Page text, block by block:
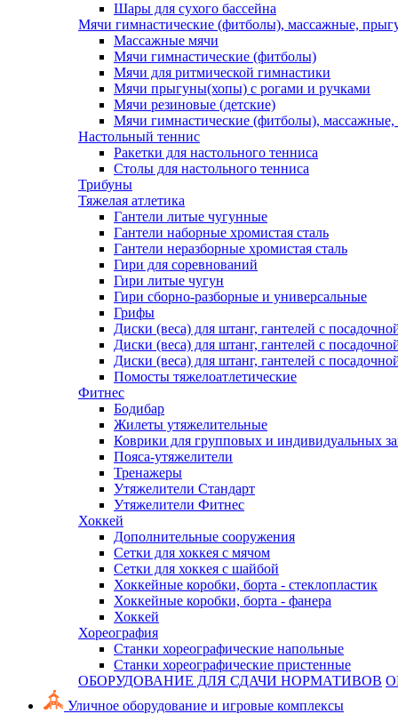
Шары для сухого бассейна
Мячи гимнастические (фитболы), массажные,
Массажные мячи
Мячи гимнастические (фитболы)
Мячи для ритмической гимнастики
Мячи прыгуны(хопы) с рогами и ручками
Мячи резиновые (детские)
Мячи гимнастические (фитболы),
Настольный теннис
Ракетки для настольного тенниса
Столы для настольного тенниса
Трибуны
Тяжелая атлетика
Гантели литые чугунные
Гантели наборные хромистая сталь
Гантели неразборные хромистая сталь
Гири для соревнований
Гири литые чугун
Гири сборно-разборные и универсальные
Грифы
Диски (веса) для штанг, гантелей с
Диски (веса) для штанг, гантелей с
Диски (веса) для штанг, гантелей с
Помосты тяжелоатлетические
Фитнес
Бодибар
Жилеты утяжелительные
Коврики для групповых и индивидуальных
Пояса-утяжелители
Тренажеры
Утяжелители Стандарт
Утяжелители Фитнес
Хоккей
Дополнительные сооружения
Сетки для хоккея с мячом
Сетки для хоккея с шайбой
Хоккейные коробки, борта - стеклопластик
Хоккейные коробки, борта - фанера
Хоккей
Хореография
Станки хореографические напольные
Станки хореографические пристенные
ОБОРУДОВАНИЕ ДЛЯ СДАЧИ НОРМАТИВОВ
Уличное оборудование и игровые комплексы